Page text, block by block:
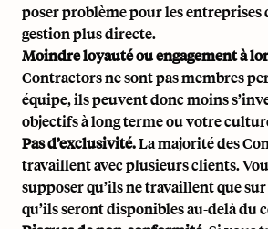
poser problème pour les
gestion plus directe.
Moindre loyauté ou engagement à
Contractors ne sont pas membres
équipe, ils peuvent donc moins
objectifs à long terme ou votre
Pas d’exclusivité.La majorité des
travaillent avec plusieurs clients.
supposer qu’ils ne travaillent que
qu’ils seront disponibles au-delà du